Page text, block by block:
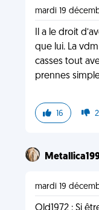
mardi 19
Il a le droit
que lui. La
casses tout
prennes
16 2
mardi 19